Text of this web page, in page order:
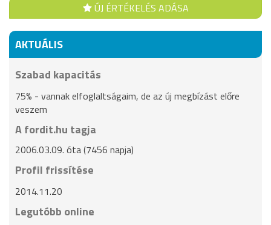
ÚJ ÉRTÉKELÉS ADÁSA
AKTUÁLIS
Szabad kapacitás
75% - vannak elfoglaltságaim, de az új megbízást előre
veszem
A fordit.hu tagja
2006.03.09. óta (7456 napja)
Profil frissítése
2014.11.20
Legutóbb online